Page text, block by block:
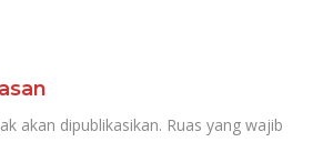
akan dipublikasikan. Ruas yang wajib